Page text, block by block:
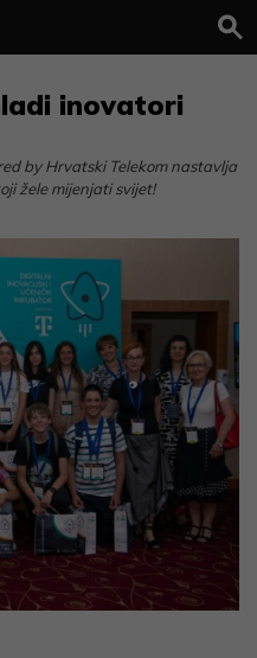
inovatori
by Hrvatski Telekom nastavlja
žele mijenjati svijet!